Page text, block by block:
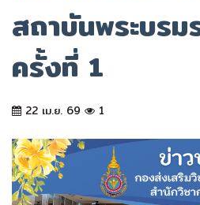
สถาบันพระบรม
ครั้งที่ 1
22 เม.ย. 69 1